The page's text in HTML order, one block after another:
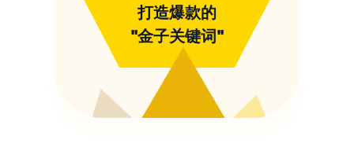
打造爆款的
"金子关键词"